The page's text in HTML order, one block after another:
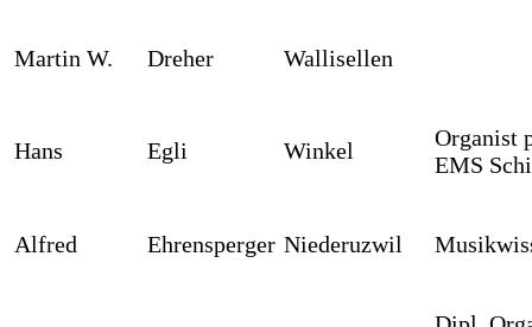
Martin W. Dreher Wallisellen
Hans Egli Winkel
Organist
EMS
Alfred Ehrensperger Niederuzwil